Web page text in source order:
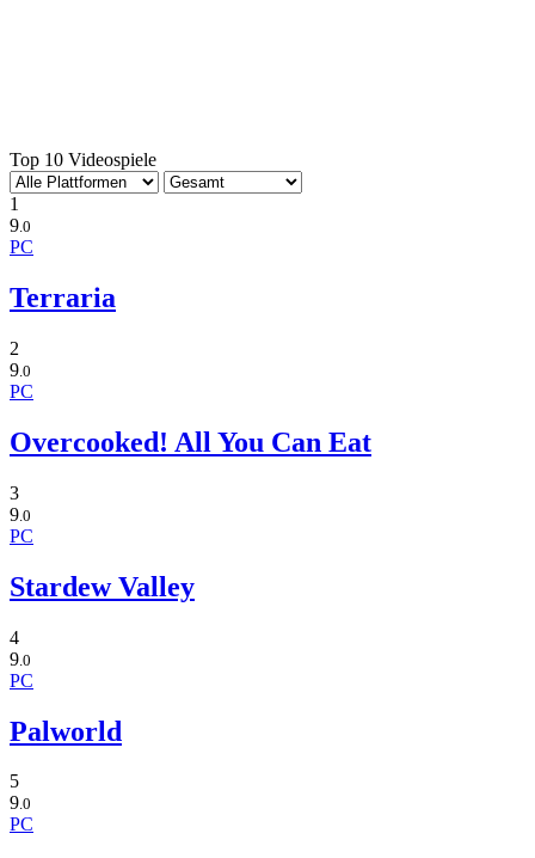
Top 10 Videospiele
1
9.0
PC
Terraria
2
9.0
PC
Overcooked! All You Can Eat
3
9 .0
PC
Stardew Valley
4
9 .0
PC
Palworld
5
9.0
PC